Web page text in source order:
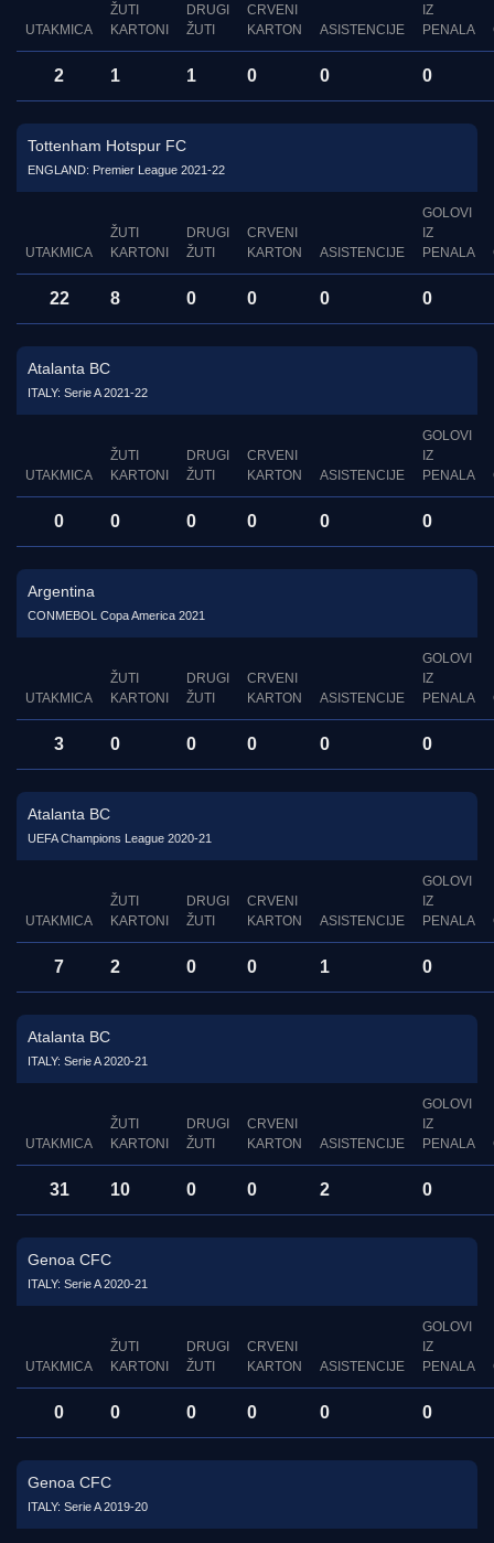
UTAKMICA
ŽUTI
KARTONI
DRUGI
ŽUTI
CRVENI
KARTON
ASISTENCIJE
IZ
PENALA
2 1 1 0 0 0
Tottenham Hotspur FC
ENGLAND: Premier League 2021-22
UTAKMICA
ŽUTI
KARTONI
DRUGI
ŽUTI
CRVENI
KARTON
ASISTENCIJE
GOLOVI
IZ
PENALA
22 8 0 0 0 0
Atalanta BC
ITALY: Serie A 2021-22
UTAKMICA
ŽUTI
KARTONI
DRUGI
ŽUTI
CRVENI
KARTON
ASISTENCIJE
GOLOVI
IZ
PENALA
0 0 0 0 0 0
Argentina
CONMEBOL Copa America 2021
UTAKMICA
ŽUTI
KARTONI
DRUGI
ŽUTI
CRVENI
KARTON
ASISTENCIJE
GOLOVI
IZ
PENALA
3 0 0 0 0 0
Atalanta BC
UEFA Champions League 2020-21
UTAKMICA
ŽUTI
KARTONI
DRUGI
ŽUTI
CRVENI
KARTON
ASISTENCIJE
GOLOVI
IZ
PENALA
7 2 0 0 1 0
Atalanta BC
ITALY: Serie A 2020-21
UTAKMICA
ŽUTI
KARTONI
DRUGI
ŽUTI
CRVENI
KARTON
ASISTENCIJE
GOLOVI
IZ
PENALA
31 10 0 0 2 0
Genoa CFC
ITALY: Serie A 2020-21
UTAKMICA
ŽUTI
KARTONI
DRUGI
ŽUTI
CRVENI
KARTON
ASISTENCIJE
GOLOVI
IZ
PENALA
0 0 0 0 0 0
Genoa CFC
ITALY: Serie A 2019-20